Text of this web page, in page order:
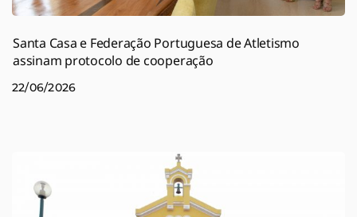
Santa Casa e Federação Portuguesa de Atletismo
assinam protocolo de cooperação
22/06/2026